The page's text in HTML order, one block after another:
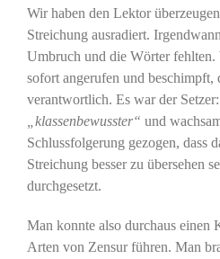
Wir haben den Lektor
Streichung ausradiert.
Umbruch und die Wörter
sofort angerufen und beschimpft,
verantwortlich. Es war der
„klassenbewusster“ und
Schlussfolgerung gezogen, dass
Streichung besser zu übersehen
durchgesetzt.
Man konnte also durchaus einen
Arten von Zensur führen. Man